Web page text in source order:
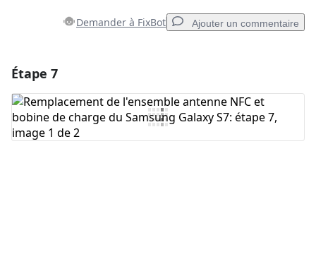
Demander à FixBot Ajouter un commentaire
Ajouter un commentaire
Étape 7